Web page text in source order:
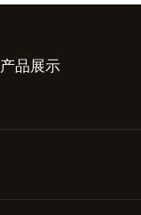
产品展示